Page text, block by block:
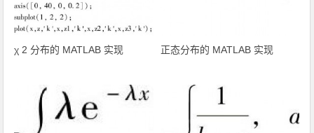
χ 2 分布的 MATLAB 实现 正态分布的 MATLAB 实现